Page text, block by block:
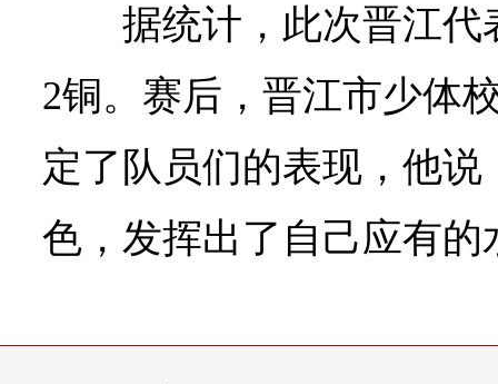
据统计，此次晋江代
2铜。赛后，晋江市少体
定了队员们的表现，他说
色，发挥出了自己应有的